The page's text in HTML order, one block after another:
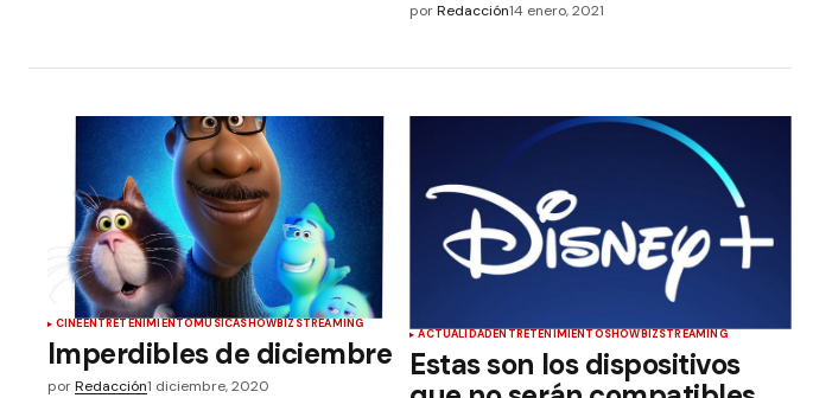
por Redacción14 enero, 2021
CINEENTRETENIMIENTOMÚSICASHOWBIZSTREAMING
Imperdibles de diciembre
porRedacción1 diciembre, 2020
ACTUALIDADENTRETENIMIENTOSHOWBIZSTREAMING
Estas son los dispositivos